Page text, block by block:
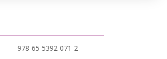
978-65-5392-071-2